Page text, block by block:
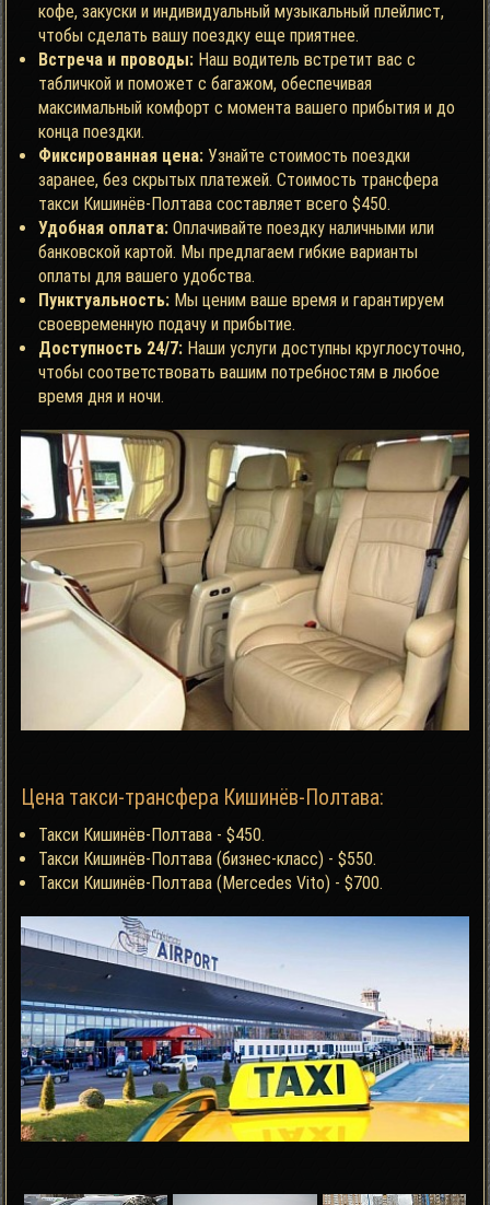
кофе, закуски и индивидуальный музыкальный плейлист,
чтобы сделать вашу поездку еще приятнее.
Встреча и проводы: Наш водитель встретит вас с
табличкой и поможет с багажом, обеспечивая
максимальный комфорт с момента вашего прибытия и до
конца поездки.
Фиксированная цена: Узнайте стоимость поездки
заранее, без скрытых платежей. Стоимость трансфера
такси Кишинёв-Полтавасоставляет всего $450.
Удобная оплата: Оплачивайте поездку наличными или
банковской картой. Мы предлагаем гибкие варианты
оплаты для вашего удобства.
Пунктуальность: Мы ценим ваше время и гарантируем
своевременную подачу и прибытие.
Доступность 24/7: Наши услуги доступны круглосуточно,
чтобы соответствовать вашим потребностям в любое
время дня и ночи.
Цена такси-трансфера Кишинёв-Полтава:
Такси Кишинёв-Полтава - $450.
Такси Кишинёв-Полтава (бизнес-класс) - $550.
Такси Кишинёв-Полтава (Mercedes Vito) - $700.